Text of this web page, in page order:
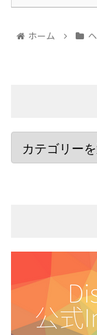
ホーム